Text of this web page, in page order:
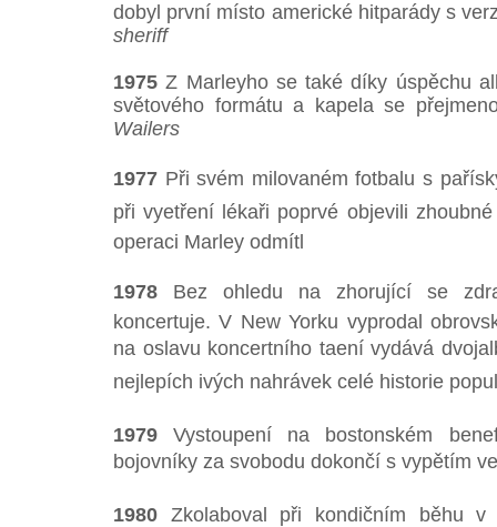
dobyl první místo americké hitparády s
sheriff
1975 Z Marleyho se také díky úspěchu
světového formátu a kapela se
Wailers
1977 Při svém milovaném fotbalu s
při vyetření lékaři poprvé objevili
operaci Marley odmítl
1978 Bez ohledu na zhorující se
koncertuje. V New Yorku vyprodal
na oslavu koncertního taení vydává
nejlepích ivých nahrávek celé historie
1979 Vystoupení na bostonském
bojovníky za svobodu dokončí s vypětím
1980 Zkolaboval při kondičním běhu v